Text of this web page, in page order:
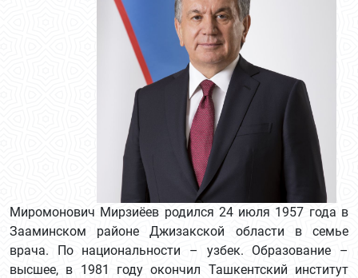
Миромонович Мирзиёев родился 24 июля 1957 года в
Зааминском районе Джизакской области в семье
врача. По национальности – узбек. Образование –
высшее, в 1981 году окончил Ташкентский институт